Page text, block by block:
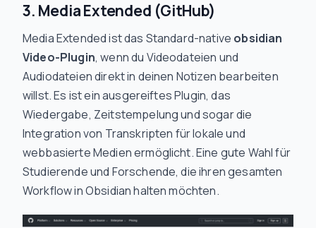
3. Media Extended (GitHub)
Media Extended ist das Standard-native obsidian
Video-Plugin, wenn du Videodateien und
Audiodateien direkt in deinen Notizen bearbeiten
willst. Es ist ein ausgereiftes Plugin, das
Wiedergabe, Zeitstempelung und sogar die
Integration von Transkripten für lokale und
webbasierte Medien ermöglicht. Eine gute Wahl für
Studierende und Forschende, die ihren gesamten
Workflow in Obsidian halten möchten.